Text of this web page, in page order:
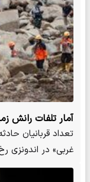
آمار تلفات رانش زمین در
تعداد قربانیان
غربی» در اندونزی رخ داد به ۴۹ نفر